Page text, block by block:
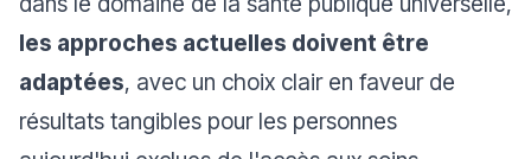
les approches actuelles doivent être
adaptées, avec un choix clair en faveur de
résultats tangibles pour les personnes